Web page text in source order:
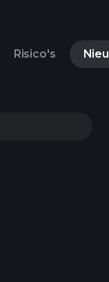
Risico's